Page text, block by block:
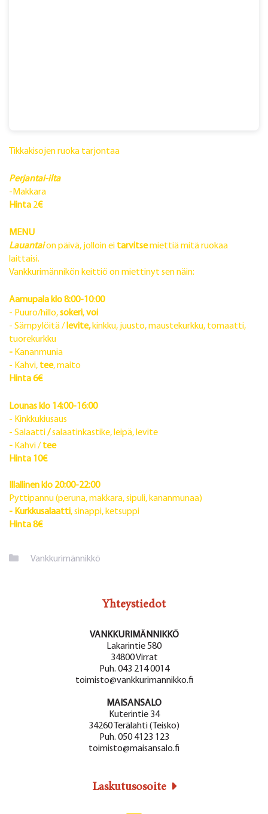
Tikkakisojen ruoka tarjontaa
Perjantai-ilta
-Makkara
Hinta 2€
MENU
Lauantaion päivä, jolloin ei tarvitsemiettiä mitä ruokaa
laittaisi.
Vankkurimännikön keittiö on miettinyt sen näin:
Aamupala klo 8:00-10:00
- Puuro/hillo,sokeri,voi
- Sämpylöitä / levite, kinkku, juusto, maustekurkku, tomaatti,
tuorekurkku
- Kananmunia
- Kahvi, tee, maito
Hinta 6€
Lounas klo 14:00-16:00
- Kinkkukiusaus
- Salaatti/salaatinkastike, leipä, levite
- Kahvi / tee
Hinta 10€
Illallinen klo 20:00-22:00
Pyttipannu (peruna, makkara, sipuli, kananmunaa)
- Kurkkusalaatti, sinappi, ketsuppi
Hinta 8€
Kategoriat
Vankkurimännikkö
Yhteystiedot
VANKKURIMÄNNIKKÖ
Lakarintie 580
34800 Virrat
Puh. 043 214 0014
toimisto@vankkurimannikko.fi
MAISANSALO
Kuterintie 34
34260 Terälahti (Teisko)
Puh. 050 4123 123
toimisto@maisansalo.fi
Laskutusosoite